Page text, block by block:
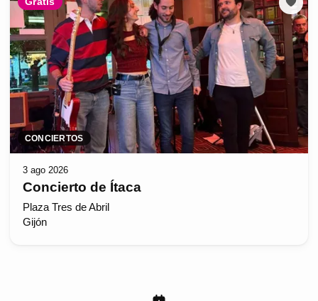
CONCIERTOS
3 ago 2026
Concierto de Ítaca
Plaza Tres de Abril
Gijón